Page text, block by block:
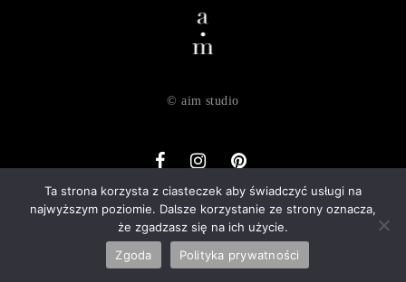
Ta strona korzysta z ciasteczek aby świadczyć usługi na
najwyższym poziomie. Dalsze korzystanie ze strony oznacza,
że zgadzasz się na ich użycie.
Zgoda
Polityka prywatności
© aim studio
o nas dostawa zwroty regulamin
polityka prywatności
kontakt